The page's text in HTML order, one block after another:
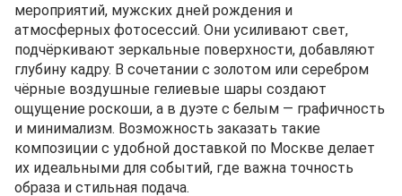
мероприятий, мужских дней рождения и
атмосферных фотосессий. Они усиливают свет,
подчёркивают зеркальные поверхности, добавляют
глубину кадру. В сочетании с золотом или серебром
чёрные воздушные гелиевые шары создают
ощущение роскоши, а в дуэте с белым — графичность
и минимализм. Возможность заказать такие
композиции с удобной доставкой по Москве делает
их идеальными для событий, где важна точность
образа и стильная подача.